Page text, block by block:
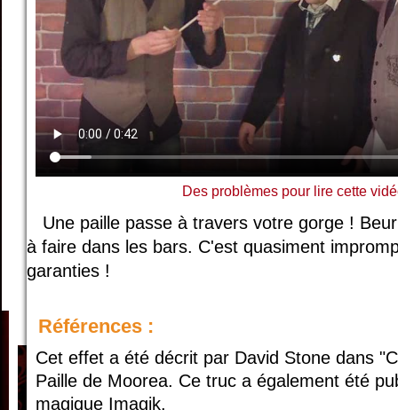
Des problèmes pour lire cette
Une paille passe à travers votre gorge !
à faire dans les bars. C'est quasiment
garanties !
Références :
Cet effet a été décrit par David Stone dans
Paille de Moorea. Ce truc a également été
magique Imagik.